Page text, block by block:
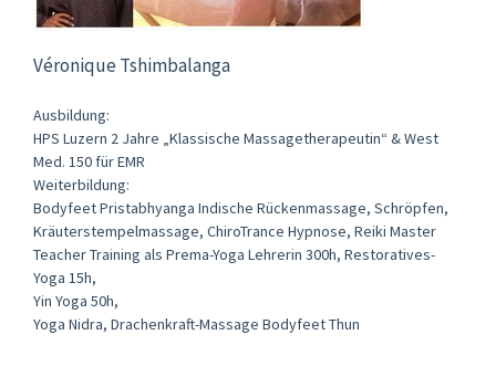
Véronique Tshimbalanga
Ausbildung:
HPS Luzern 2 Jahre „Klassische Massagetherapeutin“ & West
Med. 150 für EMR
Weiterbildung:
Bodyfeet Pristabhyanga Indische Rückenmassage, Schröpfen,
Kräuterstempelmassage, ChiroTrance Hypnose, Reiki Master
Teacher Training als Prema-Yoga Lehrerin 300h, Restoratives-
Yoga 15h,
Yin Yoga 50h,
Yoga Nidra, Drachenkraft-Massage Bodyfeet Thun